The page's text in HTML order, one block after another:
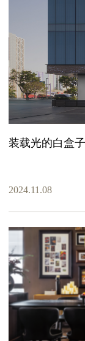
装载光的白盒
2024.11.08